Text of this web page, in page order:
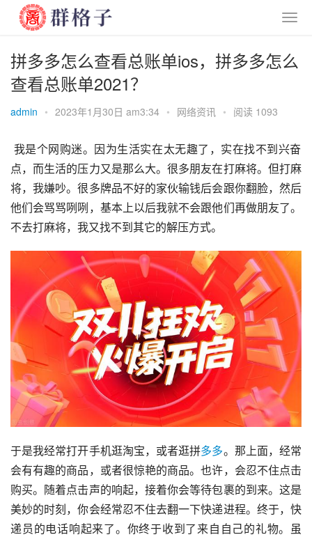
拼多多怎么查看总账单ios，拼多多怎么
查看总账单2021？
admin • 2023年1月30日 am3:34 • 网络资讯 • 阅读 1093
点，而生活的压力又是那么大。很多朋友在打麻将。但打麻
将，我嫌吵。很多牌品不好的家伙输钱后会跟你翻脸，然后
他们会骂骂咧咧，基本上以后我就不会跟他们再做朋友了。
不去打麻将，我又找不到其它的解压方式。
于是我经常打开手机逛淘宝，或者逛拼多多。那上面，经常
会有有趣的商品，或者很惊艳的商品。也许，会忍不住点击
购买。随着点击声的响起，接着你会等待包裹的到来。这是
美妙的时刻，你会经常忍不住去翻一下快递进程。终于，快
递员的电话响起来了。你终于收到了来自自己的礼物。虽